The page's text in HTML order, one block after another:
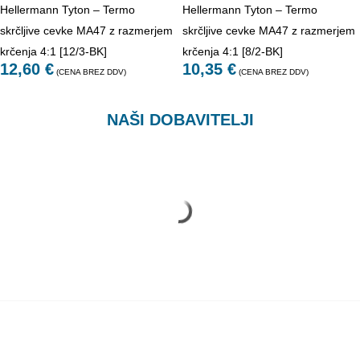
Hellermann Tyton – Termo
skrčljive cevke MA47 z razmerjem
krčenja 4:1 [12/3-BK]
12,60 € (CENA BREZ DDV)
Hellermann Tyton – Termo
skrčljive cevke MA47 z razmerjem
krčenja 4:1 [8/2-BK]
10,35 € (CENA BREZ DDV)
NAŠI DOBAVITELJI